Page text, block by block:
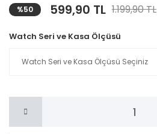
%50 599,90 TL 1.199,90 TL
Watch Seri ve Kasa Ölçüsü